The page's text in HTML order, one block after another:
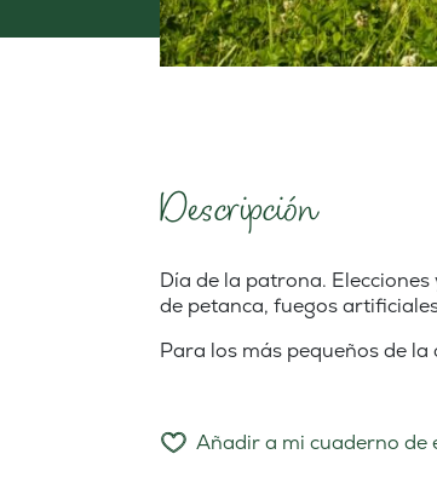
Descripción
Día de la patrona.
de petanca, fuegos
Para los más pequeños de la
Añadir a mi cuaderno de